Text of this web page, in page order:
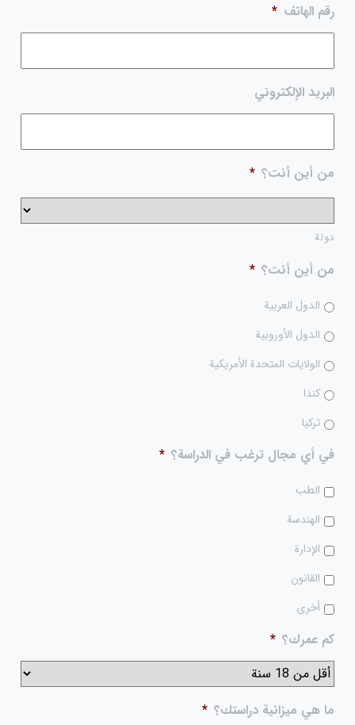
رقم الهاتف *
البريد الإلكتروني
من أين أنت؟ *
دولة
من أين أنت؟ *
الدول العربية
الدول الأوروبية
الولايات المتحدة الأمريكية
كندا
تركيا
في أي مجال ترغب في الدراسة؟ *
الطب
الهندسة
الإدارة
القانون
أخرى
كم عمرك؟ *
ما هي ميزانية دراستك؟ *